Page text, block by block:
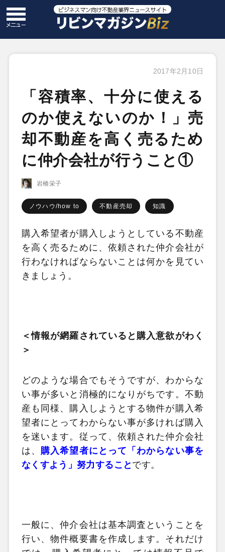
2017年2月10日
「容積率、十分に使える
のか使えないのか！」売
却不動産を高く売るため
に仲介会社が行うこと①
岩橋栄子
ノウハウ/how to 不動産売却 知識
購入希望者が購入しようとしている不動産
を高く売るために、依頼された仲介会社が
行わなければならないことは何かを見てい
きましょう。
＜情報が網羅されていると購入意欲がわく
＞
どのような場合でもそうですが、わからな
い事が多いと消極的になりがちです。不動
産も同様、購入しようとする物件が購入希
望者にとってわからない事が多ければ購入
を迷います。従って、依頼された仲介会社
は、 購入希望者にとって「わからない事を
なくすよう」努力すること です。
一般に、仲介会社は基本調査ということを
行い、物件概要書を作成します。それだけ